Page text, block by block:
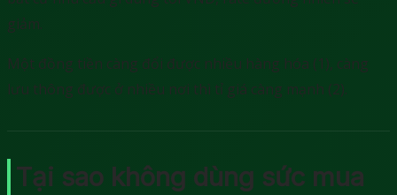
giảm.
Một đồng tiền càng đổi được nhiều hàng hóa (1), càng
lưu thông được ở nhiều nơi thì tỉ giá càng mạnh (2).
Tại sao không dùng sức mua